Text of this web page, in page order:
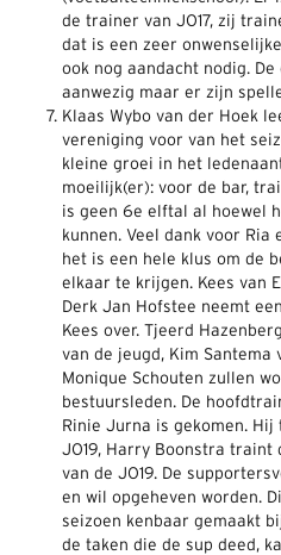
de trainer van JO17, zij
dat is een zeer
ook nog aandacht nodig.
aanwezig maar er zijn
Klaas Wybo van der Hoek
vereniging voor van het
kleine groei in het
moeilijk(er): voor de bar,
is geen 6e elftal al hoewel
kunnen. Veel dank voor Ria
het is een hele klus om de
elkaar te krijgen. Kees van
Derk Jan Hofstee neemt
Kees over. Tjeerd
van de jeugd, Kim Santema
Monique Schouten zullen
bestuursleden. De
Rinie Jurna is gekomen.
JO19, Harry Boonstra traint
van de JO19. De
en wil opgeheven worden.
seizoen kenbaar gemaakt
de taken die de sup deed,